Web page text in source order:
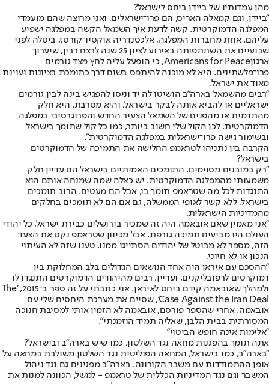
מהן עמדותיו של ביידן ביחס לישראל?
"ביידן, וגם קמאלה האריס, הם פרו־ישראלים, ואני מרוצה שהם מועמדי
המפלגה הדמוקרטית. קשה לדעת איך השמאל הקשה במפלגה ישפיע
עליהם. אחת מחברות המפלגה, אלכסנדריה אוקסיו־קורטז, ביטלה לפני
שבועיים את השתתפותה באירוע לציון 25 שנה לרצח רבין, שיערוך
ארגוןAmericans for Peace, כי הופעל עליה לחץ מצד גורמים
פרו־פלשתינים. היא לא מוכנה להיתפס בשום דרך כתומכת בציונות ועוינת
מאוד את ישראל.
"רבים מהשמאל בארה"ב הושיטו לה יד וניסו להפגיש בינה לבין גורמים
ישראליים או להביא אותה לבקר בישראל, והיא מסרבת. היא חלק
מהתדמית או מהפנים של השמאל הצעיר החדש והפרוגרסיבי במפלגה
הדמוקרטית. לכן הקול שלי חשוב ביותר, כמו כל קול שתומך בישראל
ובשימור גישה פרו־ישראלית במפלגה הדמוקרטית".
הקִרבה בין נתניהו לטראמפ החלישה את התמיכה של הדמוקרטים
בישראל?
"רק במובנים מסוימים. התומכים האמיתיים בישראל הם עדיין חלק
משמעותי מהמפלגה הדמוקרטית. יש כאלה שמה שמנחה אותם הוא
התנגדות לכל מה שטראמפ תומך בו, אבל הם מעטים. הרוב תומכים
בישראל, ללא קשר לאופי הממשלה, גם אם הם לא תומכים בחלקים
מהמדיניות הישראלית.
"אני מאמין שאם אובאמה היה זה שמכיר בירושלים כבירת ישראל, כל יהודי
העולם היו מביעים תמיכה גורפת. אבל מכיוון שטראמפ נקט את הצעד
הזה, מספר לא מבוטל של יהודים הסתייגו ממנו, טענו שזה לא העיתוי
הנכון או לא חיוני.
"ההסכם עם איראן היה אחד הנושאים הגדולים בלב המחלוקת בין
דמוקרטים לרפובליקנים, ועדיין, רבים מהיהודים הדמוקרטים התנגדו לו
ולמהלך שאובאמה קידם ביחס לאיראן. אני כתבתי על זה ספר ב־2015, 'The
Case Against the Iran Deal', שסיים את מערכת היחסים שלי עם
אובאמה. אחרי שהספר פורסם, אובאמה לא הזמין אותי למסיבת חנוכה
המסורתית בבית הלבן, שאליה תמיד הוזמנתי".
"אלימות אינה חופש הביטוי"
אתה תומך בהפגנות מחאה נגד השלטון, כמו שיש בארה"ב ובישראל?
"בארה"ב, כמו בישראל, המחאה הפוליטית נגד השלטון משולבת במחאה על
אופן ההתמודדות עם משבר הקורונה. בארה"ב מפגינים גם נגד ניהול
המשבר וגם נגד המדיניות הכללית של טראמפ - למשל, הכוונה למנות את